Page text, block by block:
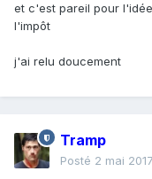
et c'est pareil pour
l'impôt
j'ai relu doucement
Tramp
Posté 2 mai 2017